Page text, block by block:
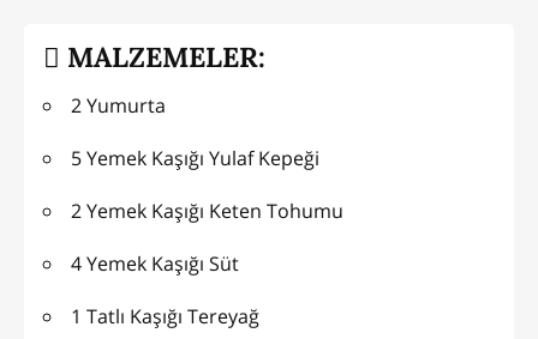
MALZEMELER:
2 Yumurta
5 Yemek Kaşığı Yulaf Kepeği
2 Yemek Kaşığı Keten Tohumu
4 Yemek Kaşığı Süt
1 Tatlı Kaşığı Tereyağ